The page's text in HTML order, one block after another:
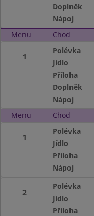
Doplněk
Nápoj
Menu
Chod
1
Polévka
Jídlo
Příloha
Doplněk
Nápoj
Menu
Chod
1
Polévka
Jídlo
Příloha
Nápoj
2
Polévka
Jídlo
Příloha